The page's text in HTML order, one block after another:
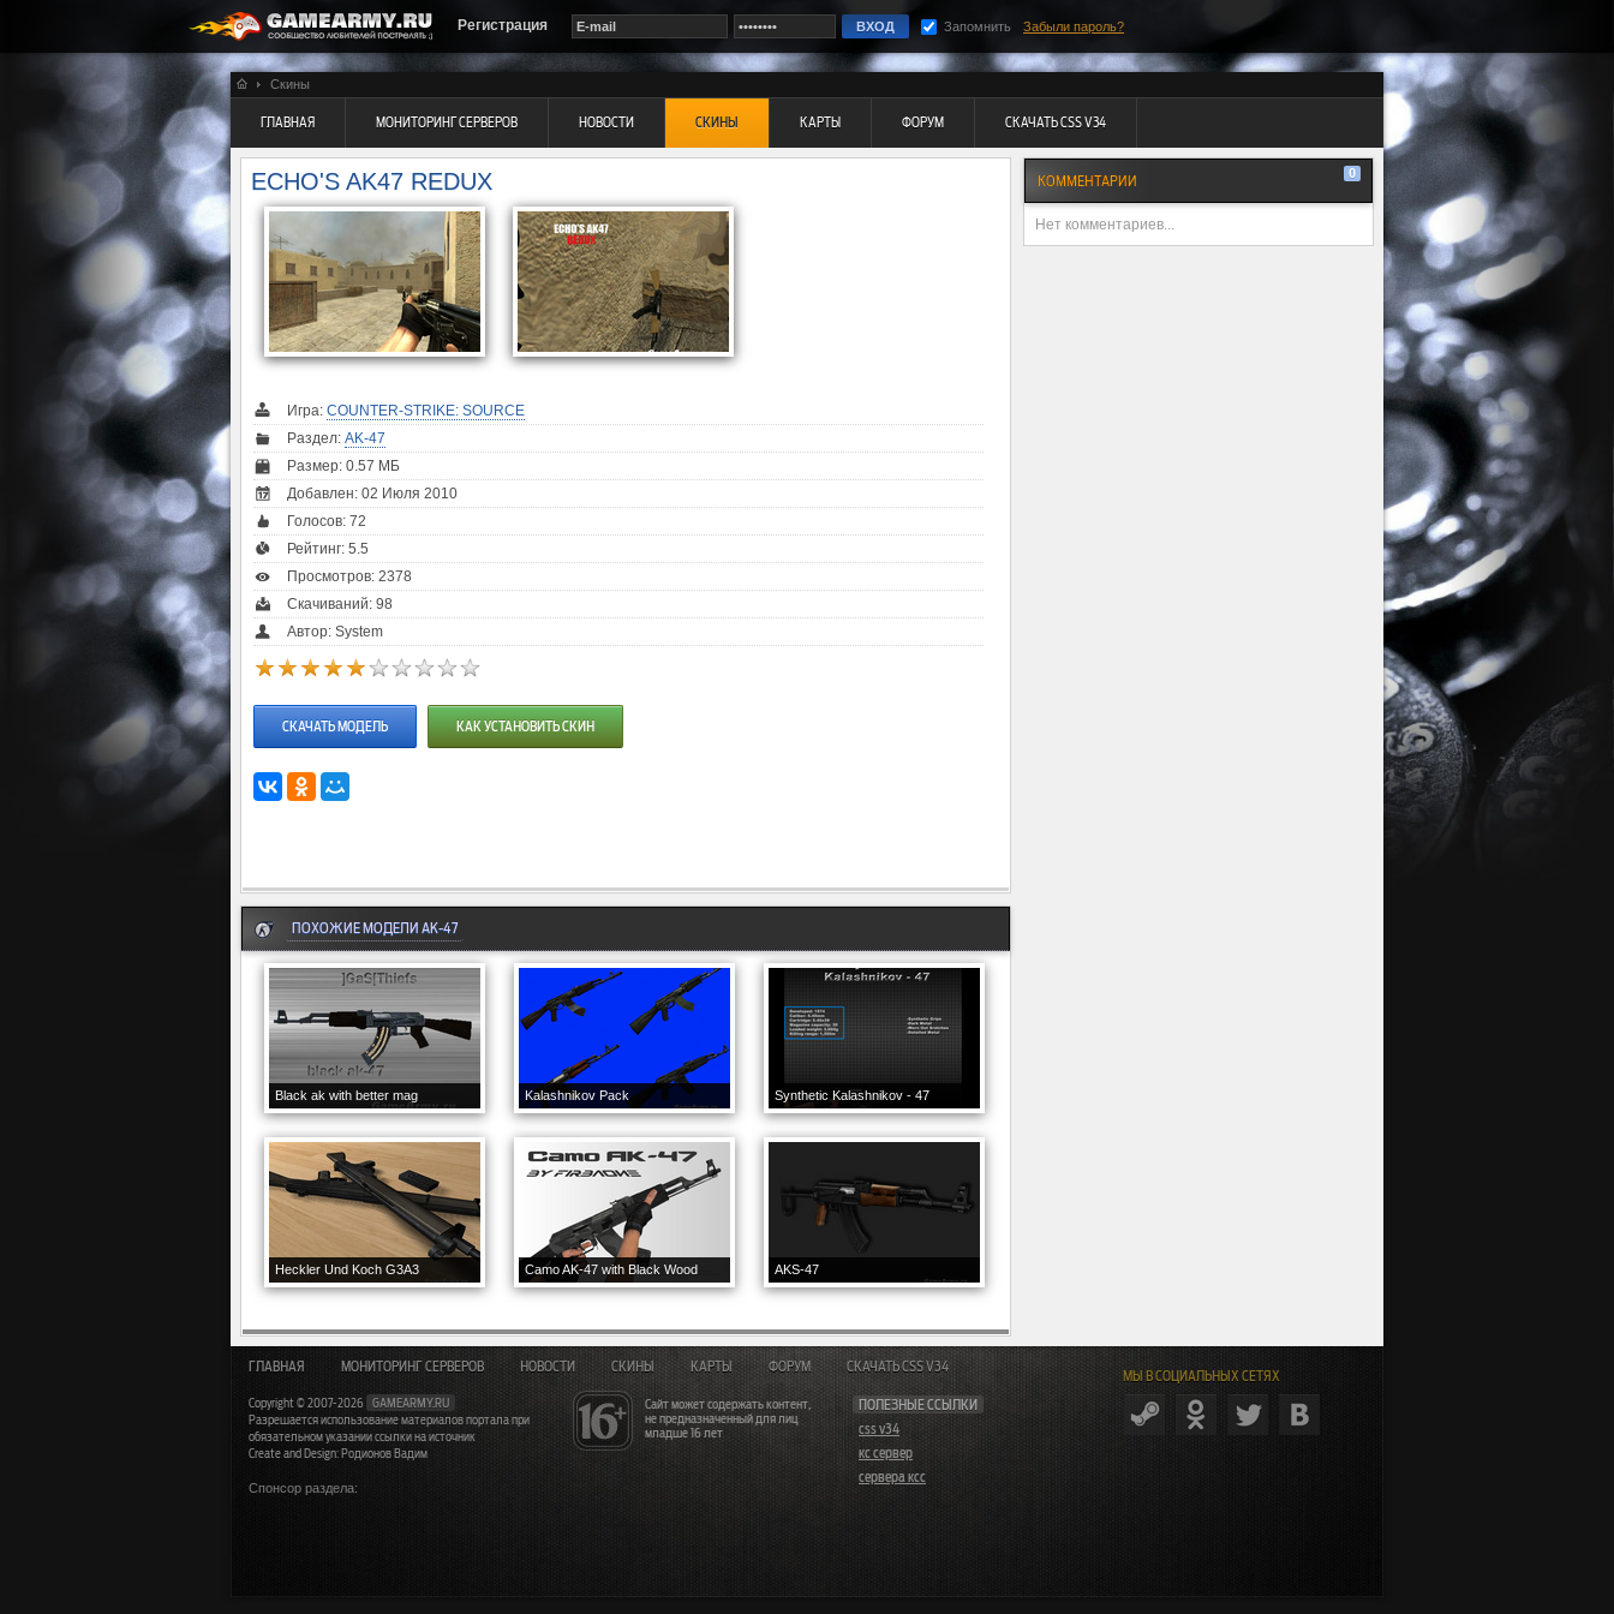
Регистрация Запомнить Забыли пароль?
Скины
ГЛАВНАЯ МОНИТОРИНГ СЕРВЕРОВ НОВОСТИ СКИНЫ КАРТЫ ФОРУМ СКАЧАТЬ CSS V34
ECHO'S AK47 REDUX
Игра: COUNTER-STRIKE: SOURCE
Раздел: AK-47
Размер: 0.57 МБ
Добавлен: 02 Июля 2010
Голосов: 72
Рейтинг: 5.5
Просмотров: 2378
Скачиваний: 98
Автор: System
СКАЧАТЬ МОДЕЛЬ КАК УСТАНОВИТЬ СКИН
ПОХОЖИЕ МОДЕЛИ AK-47
Black ak with better mag Kalashnikov Pack Synthetic Kalashnikov - 47
Heckler Und Koch G3A3 Camo AK-47 with Black Wood AKS-47
КОММЕНТАРИИ 0
Нет комментариев...
МЫ В СОЦИАЛЬНЫХ СЕТЯХ
Сайт может содержать контент,
не предназначенный для лиц
младше 16 лет
ПОЛЕЗНЫЕ ССЫЛКИ
css v34
кс сервер
сервера ксс
ГЛАВНАЯ МОНИТОРИНГ СЕРВЕРОВ НОВОСТИ СКИНЫ КАРТЫ ФОРУМ СКАЧАТЬ CSS V34
Copyright © 2007-2026
GAMEARMY.RU
Разрешается использование материалов портала при
обязательном указании ссылки на источник
Create and Design: Родионов Вадим
Спонсор раздела: